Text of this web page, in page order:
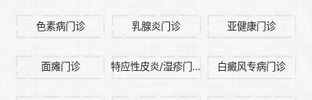
色素病门诊 乳腺炎门诊 亚健康门诊
面瘫门诊 特应性皮炎/湿疹门诊 白癜风专病门诊